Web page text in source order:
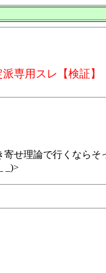
専用スレ【検証】
せ理論で行くならそ
_)>